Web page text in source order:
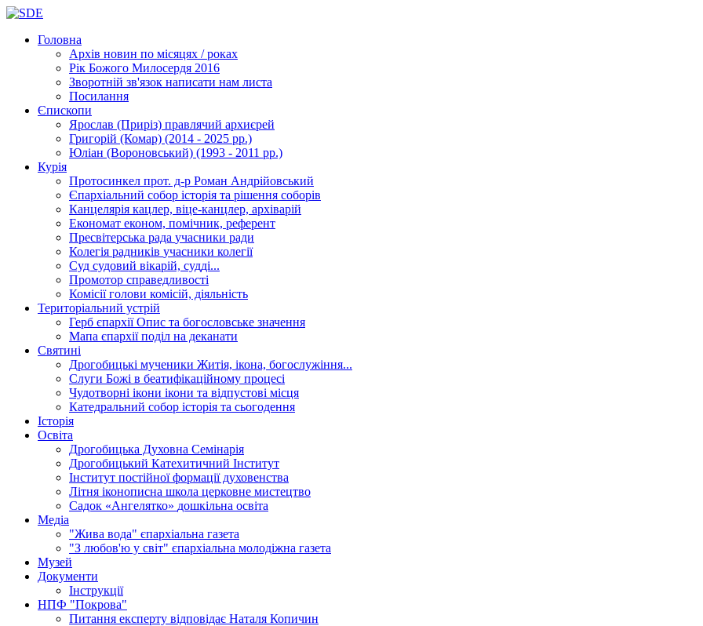
Головна
Архів новин по місяцях / роках
Рік Божого Милосердя 2016
Зворотній зв'язок написати нам листа
Посилання
Єпископи
Ярослав (Приріз) правлячий архиєрей
Григорій (Комар) (2014 - 2025 рр.)
Юліан (Вороновський) (1993 - 2011 рр.)
Курія
Протосинкел прот. д-р Роман Андрійовський
Єпархіальний собор історія та рішення соборів
Канцелярія кацлер, віце-канцлер, архіварій
Економат економ, помічник, референт
Пресвітерська рада учасники ради
Колегія радників учасники колегії
Суд судовий вікарій, судді...
Промотор справедливості
Комісіїголови комісій, діяльність
Територіальний устрій
Герб єпархіїОпис та богословське значення
Мапа єпархіїподіл на деканати
Святині
Дрогобицькі мученики Житія, ікона, богослужіння...
Слуги Божі в беатифікаційному процесі
Чудотворні ікони ікони та відпустові місця
Катедральний собор історія та сьогодення
Історія
Освіта
Дрогобицька Духовна Семінарія
Дрогобицький Катехитичний Інститут
Інститут постійної формації духовенства
Літня іконописна школа церковне мистецтво
Садок «Ангелятко» дошкільна освіта
Медіа
"Жива вода" єпархіальна газета
"З любов'ю у світ" єпархіальна молодіжна газета
Музей
Документи
Інструкції
НПФ "Покрова"
Питання експерту відповідає Наталя Копичин